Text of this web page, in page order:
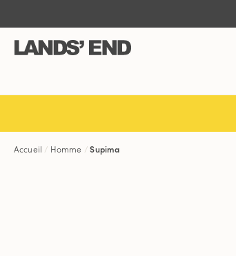
contenu
navigation
barre
Accueil Homme Supima